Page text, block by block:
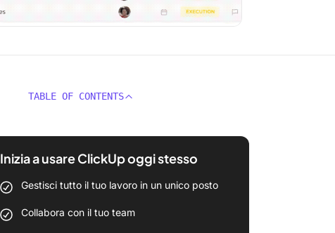
TABLE OF CONTENTS
Inizia a usare ClickUp oggi stesso
Gestisci tutto il tuo lavoro in un unico posto
Collabora con il tuo team